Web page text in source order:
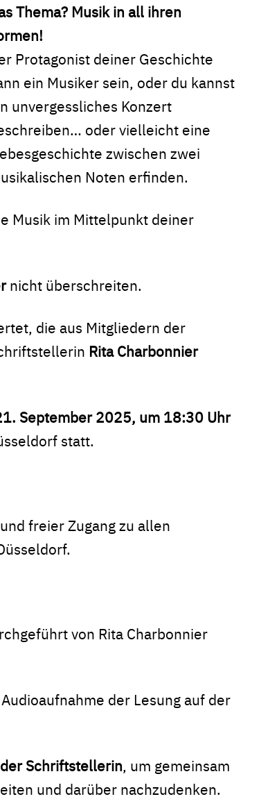
Thema? Musik in all ihren
Protagonist deiner Geschichte
ein Musiker sein, oder du kannst
unvergessliches Konzert
oder vielleicht eine
zwischen zwei
Noten erfinden.
Musik im Mittelpunkt deiner
nicht überschreiten.
die aus Mitgliedern der
Rita Charbonnier
September 2025, um 18:30 Uhr
statt.
freier Zugang zu allen
von Rita Charbonnier
der Lesung auf der
Schriftstellerin, um gemeinsam
und darüber nachzudenken.